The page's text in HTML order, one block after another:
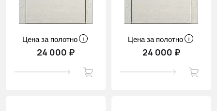
Цена за полотно
24 000 ₽
Цена за полотно
24 000 ₽